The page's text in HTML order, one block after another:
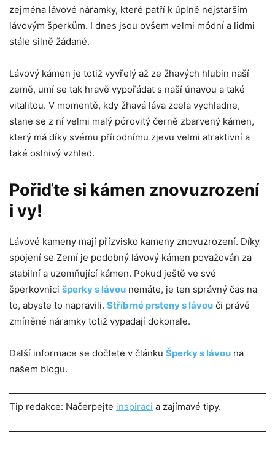
zejména lávové náramky, které patří k úplně nejstarším
lávovým šperkům. I dnes jsou ovšem velmi módní a lidmi
stále silně žádané.
Lávový kámen je totiž vyvřelý až ze žhavých hlubin naší
země, umí se tak hravě vypořádat s naší únavou a také
vitalitou. V momentě, kdy žhavá láva zcela vychladne,
stane se z ní velmi malý pórovitý černě zbarvený kámen,
který má díky svému přírodnímu zjevu velmi atraktivní a
také oslnivý vzhled.
Pořiďte si kámen znovuzrození
i vy!
Lávové kameny mají přízvisko kameny znovuzrození. Díky
spojení se Zemí je podobný lávový kámen považován za
stabilní a uzemňující kámen. Pokud ještě ve své
šperkovnici šperky s lávou nemáte, je ten správný čas na
to, abyste to napravili. Stříbrné prsteny s lávou či právě
zmíněné náramky totiž vypadají dokonale.
Další informace se dočtete v článku Šperky s lávou na
našem blogu.
Tip redakce: Načerpejte inspiraci a zajímavé tipy.